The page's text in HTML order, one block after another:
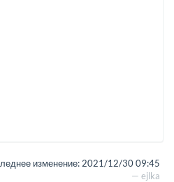
изменение: 2021/12/30 09:45
— ejlka